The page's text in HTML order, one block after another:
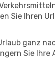
Sie Ihren
ganz
Sie Ihre